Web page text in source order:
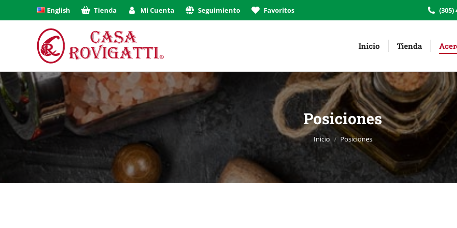
English Tienda Mi Cuenta Seguimiento Favoritos (305)
Inicio Tienda
Posiciones
Estás aquí:
Inicio Posiciones